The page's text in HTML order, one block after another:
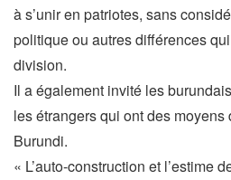
à s’unir en patriotes, sans
politique ou autres différences
division.
Il a également invité les
les étrangers qui ont des moyens
Burundi.
« L’auto-construction et l’estime